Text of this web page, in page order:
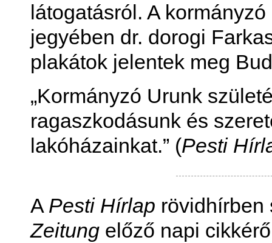
látogatásról. A
jegyében dr. dorogi
plakátok jelentek meg
„Kormányzó Urunk
ragaszkodásunk és
lakóházainkat.” (Pesti
A Pesti Hírlap
Zeitung előző napi